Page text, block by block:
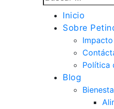
Inicio
Sobre
Política
Blog